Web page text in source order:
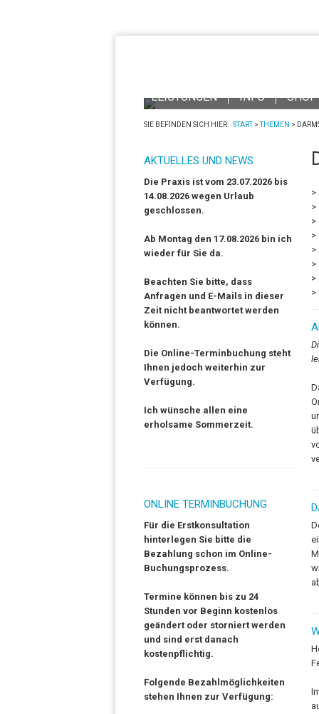
LEISTUNGEN INFO SHOP
SIE BEFINDEN SICH HIER: START>THEMEN >
AKTUELLES UND NEWS
Die Praxis ist vom 23.07.2026 bis
14.08.2026 wegen Urlaub
geschlossen.
Ab Montag den 17.08.2026 bin ich
wieder für Sie da.
Beachten Sie bitte, dass
Anfragen und E-Mails in dieser
Zeit nicht beantwortet werden
können.
Die Online-Terminbuchung steht
Ihnen jedoch weiterhin zur
Verfügung.
Ich wünsche allen eine
erholsame Sommerzeit.
ONLINE TERMINBUCHUNG
Für die Erstkonsultation
hinterlegen Sie bitte die
Bezahlung schon im Online-
Buchungsprozess.
Termine können bis zu 24
Stunden vor Beginn kostenlos
geändert oder storniert werden
und sind erst danach
kostenpflichtig.
Folgende Bezahlmöglichkeiten
stehen Ihnen zur Verfügung: